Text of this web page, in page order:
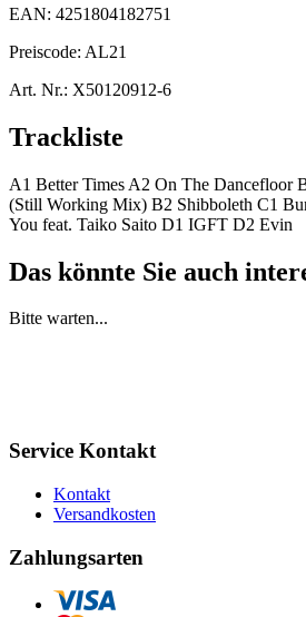
EAN: 4251804182751
Preiscode: AL21
Art. Nr.: X50120912-6
Trackliste
A1 Better Times A2 On The Dancefloor
(Still Working Mix) B2 Shibboleth C1
You feat. Taiko Saito D1 IGFT D2 Evin
Das könnte Sie auch
Bitte warten...
Service Kontakt
Kontakt
Versandkosten
Zahlungsarten